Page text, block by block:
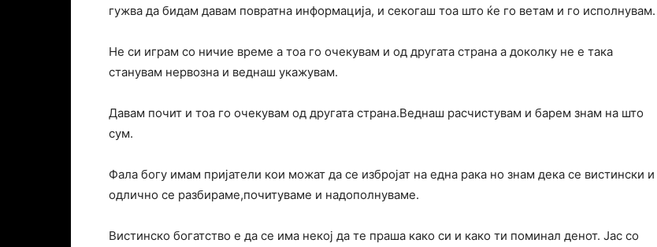
гужва да бидам давам повратна информација, и секогаш тоа што ќе го ветам и го исполнувам.
Не си играм со ничие време а тоа го очекувам и од другата страна а доколку не е така
станувам нервозна и веднаш укажувам.
Давам почит и тоа го очекувам од другата страна.Веднаш расчистувам и барем знам на што
сум.
Фала богу имам пријатели кои можат да се избројат на една рака но знам дека се вистински и
одлично се разбираме,почитуваме и надополнуваме.
Вистинско богатство е да се има некој да те праша како си и како ти поминал денот. Јас со